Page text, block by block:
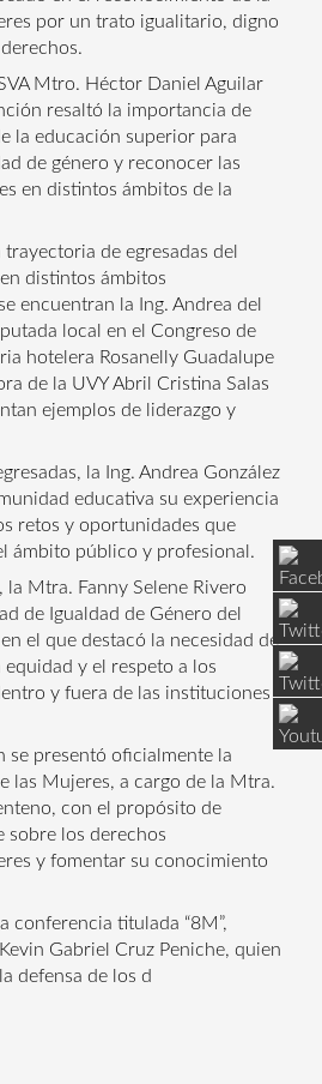
por un trato igualitario, digno
Mtro. Héctor Daniel Aguilar
resaltó la importancia de
la educación superior para
de género y reconocer las
en distintos ámbitos de la
de egresadas del
distintos ámbitos
encuentran la Ing. Andrea del
local en el Congreso de
hotelera Rosanelly Guadalupe
de la UVY Abril Cristina Salas
ejemplos de liderazgo y
la Ing. Andrea González
educativa su experiencia
retos y oportunidades que
ámbito público y profesional.
Mtra. Fanny Selene Rivero
de Igualdad de Género del
el que destacó la necesidad de
y el respeto a los
y fuera de las instituciones
se presentó oficialmente la
las Mujeres, a cargo de la Mtra.
con el propósito de
los derechos
y fomentar su conocimiento
conferencia titulada “8M”,
Gabriel Cruz Peniche, quien
defensa de los d